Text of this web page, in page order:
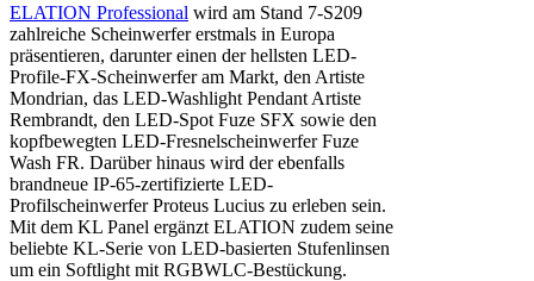
ELATION Professional wird am Stand 7-S209
zahlreiche Scheinwerfer erstmals in Europa
präsentieren, darunter einen der hellsten LED-
Profile-FX-Scheinwerfer am Markt, den Artiste
Mondrian, das LED-Washlight Pendant Artiste
Rembrandt, den LED-Spot Fuze SFX sowie den
kopfbewegten LED-Fresnelscheinwerfer Fuze
Wash FR. Darüber hinaus wird der ebenfalls
brandneue IP-65-zertifizierte LED-
Profilscheinwerfer Proteus Lucius zu erleben sein.
Mit dem KL Panel ergänzt ELATION zudem seine
beliebte KL-Serie von LED-basierten Stufenlinsen
um ein Softlight mit RGBWLC-Bestückung.